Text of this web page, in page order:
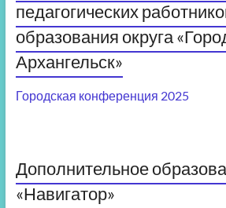
педагогических
образования округа
Архангельск»
Городская конференция 2025
Дополнительное
«Навигатор»